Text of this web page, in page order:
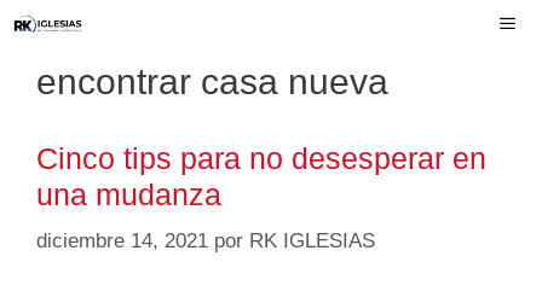
Saltar
contenido
encontrar casa nueva
Cinco tips para no desesperar en
una mudanza
diciembre 14, 2021 por RK IGLESIAS